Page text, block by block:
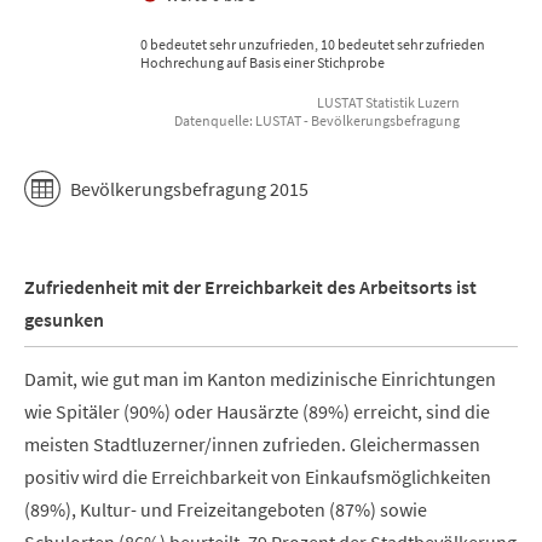
0 bedeutet sehr unzufrieden, 10 bedeutet sehr zufrieden
Hochrechung auf Basis einer Stichprobe
LUSTAT Statistik Luzern
Datenquelle: LUSTAT - Bevölkerungsbefragung
Bevölkerungsbefragung 2015
Zufriedenheit mit der Erreichbarkeit des Arbeitsorts ist
gesunken
Damit, wie gut man im Kanton medizinische Einrichtungen
wie Spitäler (90%) oder Hausärzte (89%) erreicht, sind die
meisten Stadtluzerner/innen zufrieden. Gleichermassen
positiv wird die Erreichbarkeit von Einkaufsmöglichkeiten
(89%), Kultur- und Freizeitangeboten (87%) sowie